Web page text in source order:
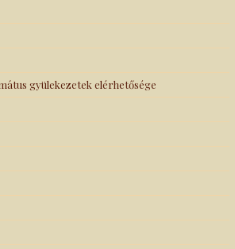
gyülekezetek elérhetősége